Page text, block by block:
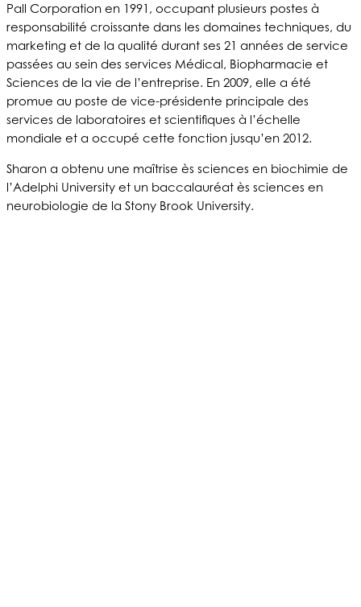
Pall Corporation en 1991, occupant plusieurs postes à
responsabilité croissante dans les domaines techniques, du
marketing et de la qualité durant ses 21 années de service
passées au sein des services Médical, Biopharmacie et
Sciences de la vie de l’entreprise. En 2009, elle a été
promue au poste de vice-présidente principale des
services de laboratoires et scientifiques à l’échelle
mondiale et a occupé cette fonction jusqu’en 2012.
Sharon a obtenu une maîtrise ès sciences en biochimie de
l’Adelphi University et un baccalauréat ès sciences en
neurobiologie de la Stony Brook University.